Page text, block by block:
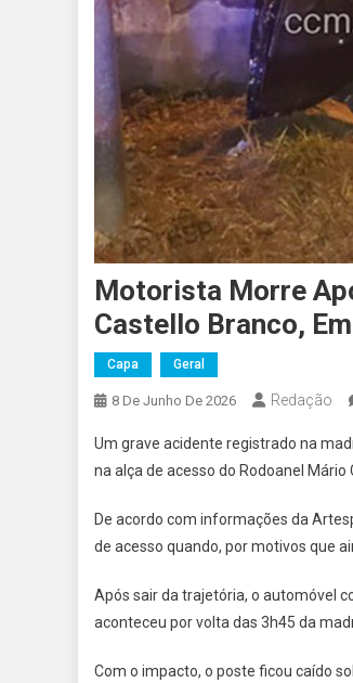
Motorista Morre
Castello Branco,
Capa Geral
8 De Junho De 2026 Redação
Um grave acidente registrado na
na alça de acesso do Rodoanel Mário
De acordo com informações da
de acesso quando, por motivos que
Após sair da trajetória, o automóvel
aconteceu por volta das 3h45 da
Com o impacto, o poste ficou caído